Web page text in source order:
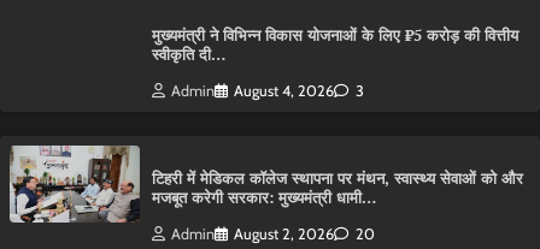
मुख्यमंत्री ने विभिन्न विकास योजनाओं के लिए ₹5 करोड़ की वित्तीय
स्वीकृति दी…
Admin August 4, 2026 3
टिहरी में मेडिकल कॉलेज स्थापना पर मंथन, स्वास्थ्य सेवाओं को और
मजबूत करेगी सरकार: मुख्यमंत्री धामी…
Admin August 2, 2026 20